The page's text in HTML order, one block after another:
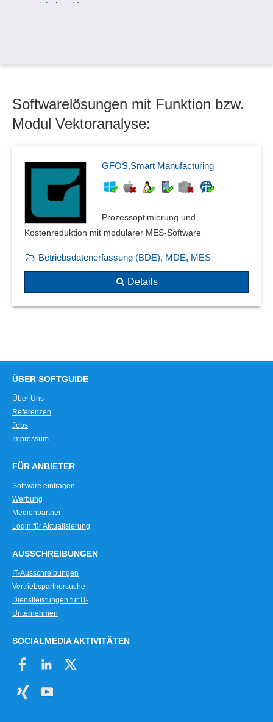
molekulare Vermessung
numerischer Rechenverfahren
Proteine
Prozessfähigkeitsindizes
Skalierung nach Kruskal
Sondermessungen
Stereochemische und elektronische Berechnungen
Stöchiometrie
Struktur- und Molekülketten
Strukturbereinigung
Vektoranalyse
Softwarelösungen mit Funktion bzw.
Modul Vektoranalyse:
GFOS.Smart Manufacturing
Prozessoptimierung und
Kostenreduktion mit modularer MES-Software
Betriebsdatenerfassung (BDE), MDE, MES
Details
ÜBER SOFTGUIDE
Über Uns
Referenzen
Jobs
Impressum
FÜR ANBIETER
Software eintragen
Werbung
Medienpartner
Login für Aktualisierung
AUSSCHREIBUNGEN
IT-Ausschreibungen
Vertriebspartnersuche
Dienstleistungen für IT-
Unternehmen
SOCIALMEDIA AKTIVITÄTEN